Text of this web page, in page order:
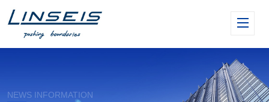
NEWS INFORMATION